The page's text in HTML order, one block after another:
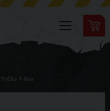
Tričko T-Rex